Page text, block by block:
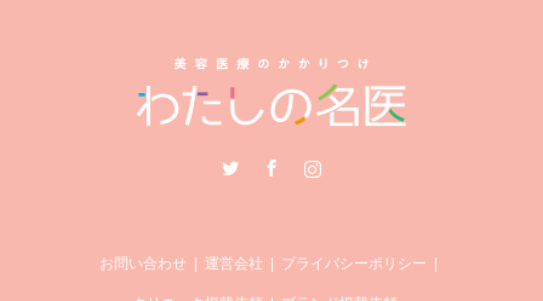
Instagram
お問い合わせ 運営会社 プライバシーポリシー